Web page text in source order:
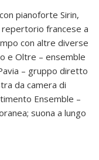
pianoforte Sirin,
francese a
con altre diverse
e Oltre – ensemble
– gruppo diretto
da camera di
Ensemble –
suona a lungo